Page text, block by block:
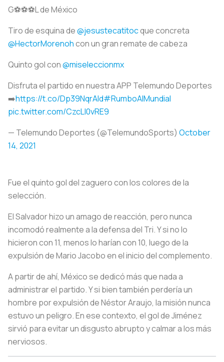
G⚽️⚽️⚽️L de México
Tiro de esquina de@jesustecatitocque concreta
@HectorMorenohcon un gran remate de cabeza
Quinto gol con@miseleccionmx
Disfruta el partido en nuestra APP Telemundo Deportes
➡️https://t.co/Dp39NqrAld#RumboAlMundial
pic.twitter.com/CzcLl0vRE9
— Telemundo Deportes (@TelemundoSports) October
14, 2021
Fue el quinto gol del zaguero con los colores de la
selección.
El Salvador hizo un amago de reacción, pero nunca
incomodó realmente a la defensa del Tri. Y si no lo
hicieron con 11, menos lo harían con 10, luego de la
expulsión de Mario Jacobo en el inicio del complemento.
A partir de ahí, México se dedicó más que nada a
administrar el partido. Y si bien también perdería un
hombre por expulsión de Néstor Araujo, la misión nunca
estuvo un peligro. En ese contexto, el gol de Jiménez
sirvió para evitar un disgusto abrupto y calmar a los más
nerviosos.